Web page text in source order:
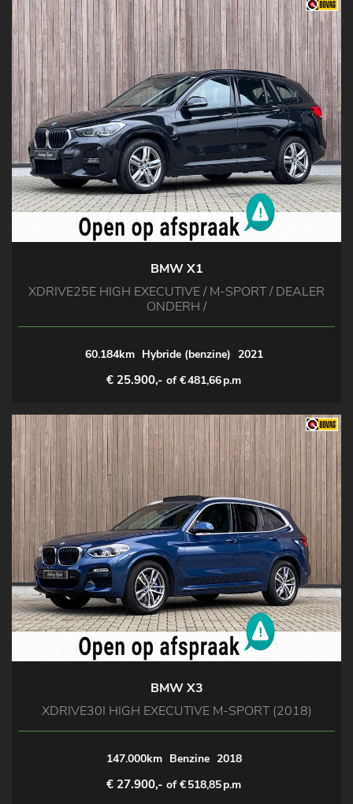
BMW X1
XDRIVE25E HIGH EXECUTIVE / M-SPORT / DEALER
ONDERH /
60.184km Hybride (benzine) 2021
€ 25.900,- of €481,66p.m
BMW X3
XDRIVE30I HIGH EXECUTIVE M-SPORT (2018)
147.000km Benzine 2018
€ 27.900,- of €518,85p.m